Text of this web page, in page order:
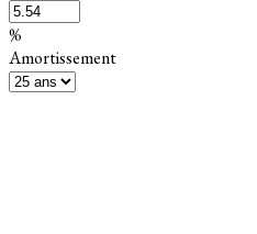
%
Amortissement